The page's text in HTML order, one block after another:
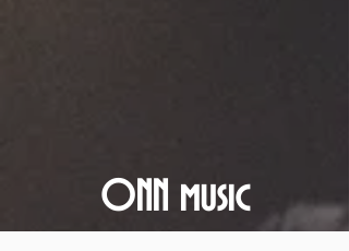
ONN music